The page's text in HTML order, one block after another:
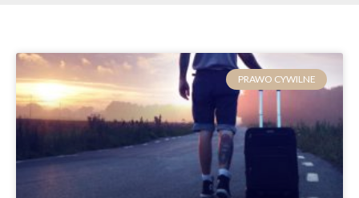
PRAWO CYWILNE